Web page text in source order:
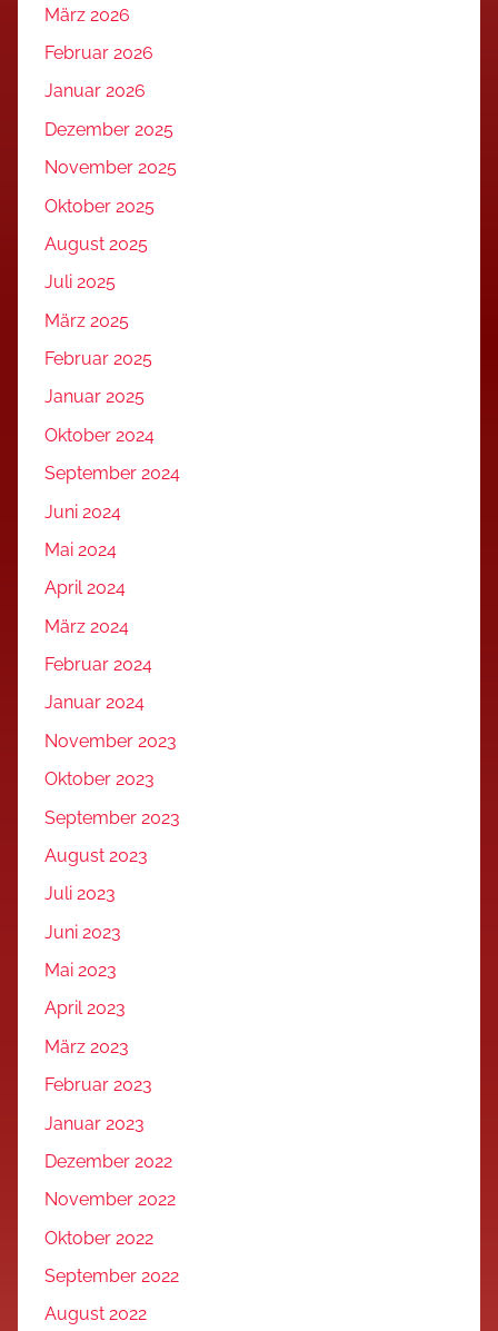
März 2026
Februar 2026
Januar 2026
Dezember 2025
November 2025
Oktober 2025
August 2025
Juli 2025
März 2025
Februar 2025
Januar 2025
Oktober 2024
September 2024
Juni 2024
Mai 2024
April 2024
März 2024
Februar 2024
Januar 2024
November 2023
Oktober 2023
September 2023
August 2023
Juli 2023
Juni 2023
Mai 2023
April 2023
März 2023
Februar 2023
Januar 2023
Dezember 2022
November 2022
Oktober 2022
September 2022
August 2022